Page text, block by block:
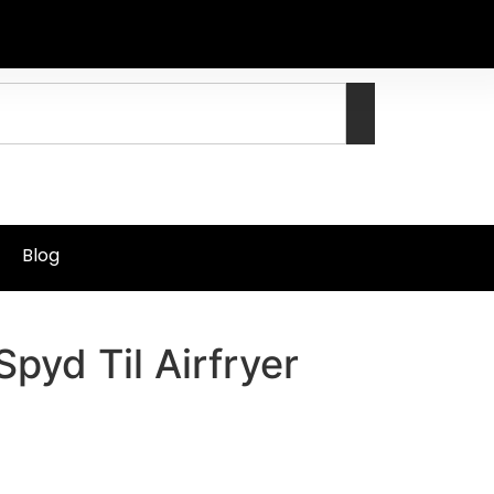
Blog
Til Airfryer